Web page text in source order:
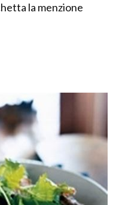
la menzione